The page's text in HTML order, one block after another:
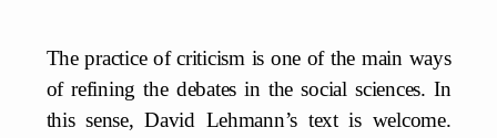
The practice of criticism is one of the main ways
of refining the debates in the social sciences. In
this sense, David Lehmann’s text is welcome.